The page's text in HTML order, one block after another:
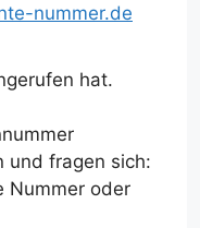
nummer.de
hat.
und fragen sich:
Nummer oder